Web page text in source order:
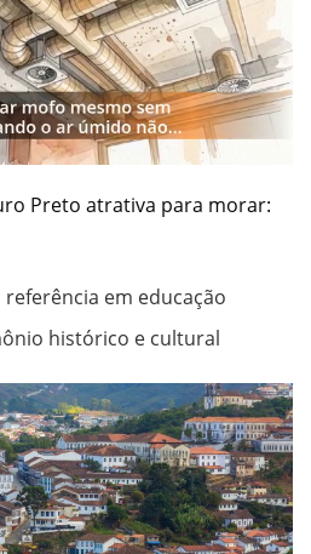
Preto atrativa para morar:
referência em educação
histórico e cultural